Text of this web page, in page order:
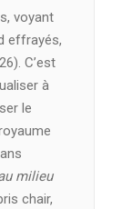
voyant
effrayés,
C’est
à
le
milieu
chair,